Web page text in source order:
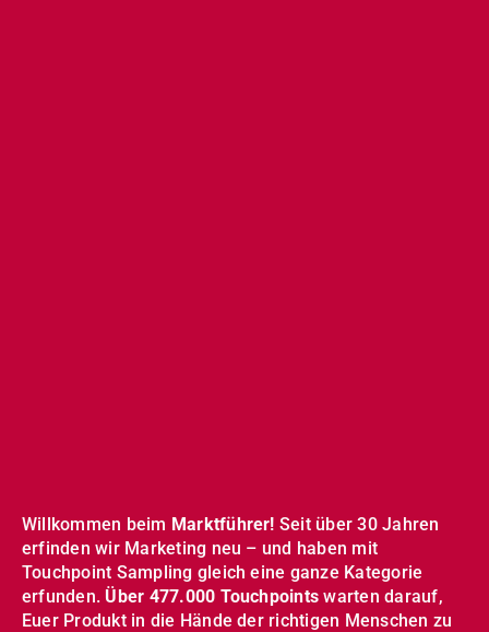
Willkommen beim Marktführer! Seit über 30 Jahren
erfinden wir Marketing neu – und haben mit
Touchpoint Sampling gleich eine ganze Kategorie
erfunden. Über 477.000 Touchpoints warten darauf,
Euer Produkt in die Hände der richtigen Menschen zu